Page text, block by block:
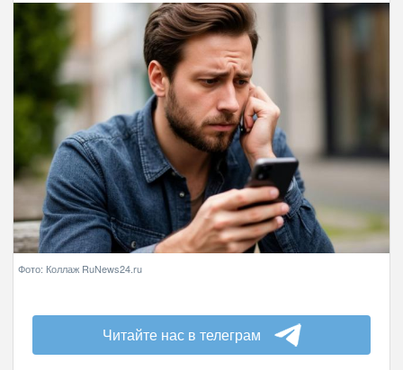
Фото: Коллаж RuNews24.ru
Читайте нас в телеграм